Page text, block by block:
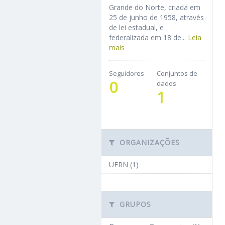
Grande do Norte, criada em
25 de junho de 1958, através
de lei estadual, e
federalizada em 18 de... Leia
mais
Seguidores
0
Conjuntos de
dados
1
ORGANIZAÇÕES
UFRN (1)
GRUPOS